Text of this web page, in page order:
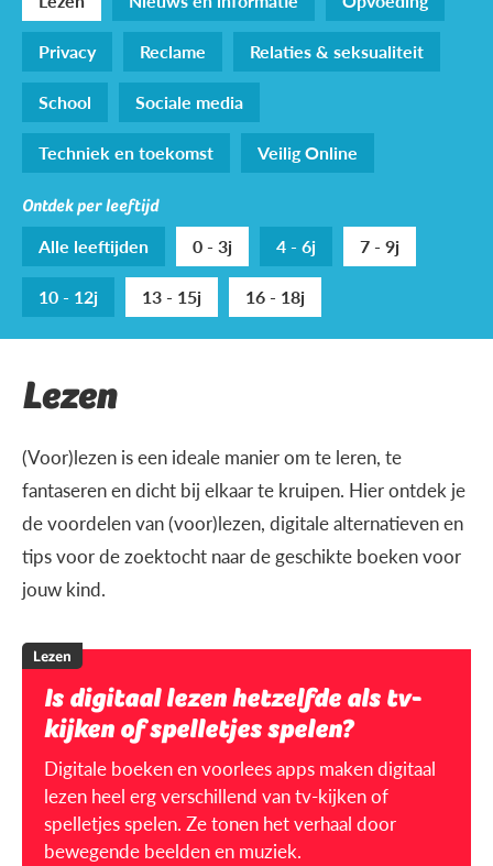
Privacy
Reclame
Relaties & seksualiteit
School
Sociale media
Techniek en toekomst
Veilig Online
Ontdek per leeftijd
Alle leeftijden 0 - 3j 4 - 6j
7 - 9j
10 - 12j
13 - 15j 16 - 18j
Lezen
(Voor)lezen is een ideale manier om te leren, te
fantaseren en dicht bij elkaar te kruipen. Hier ontdek je
de voordelen van (voor)lezen, digitale alternatieven en
tips voor de zoektocht naar de geschikte boeken voor
jouw kind.
Lezen
Is digitaal lezen hetzelfde als tv-
kijken of spelletjes spelen?
Digitale boeken en voorlees apps maken digitaal
lezen heel erg verschillend van tv-kijken of
spelletjes spelen. Ze tonen het verhaal door
bewegende beelden en muziek.